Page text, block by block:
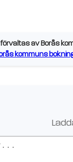
av Borås
kommuns